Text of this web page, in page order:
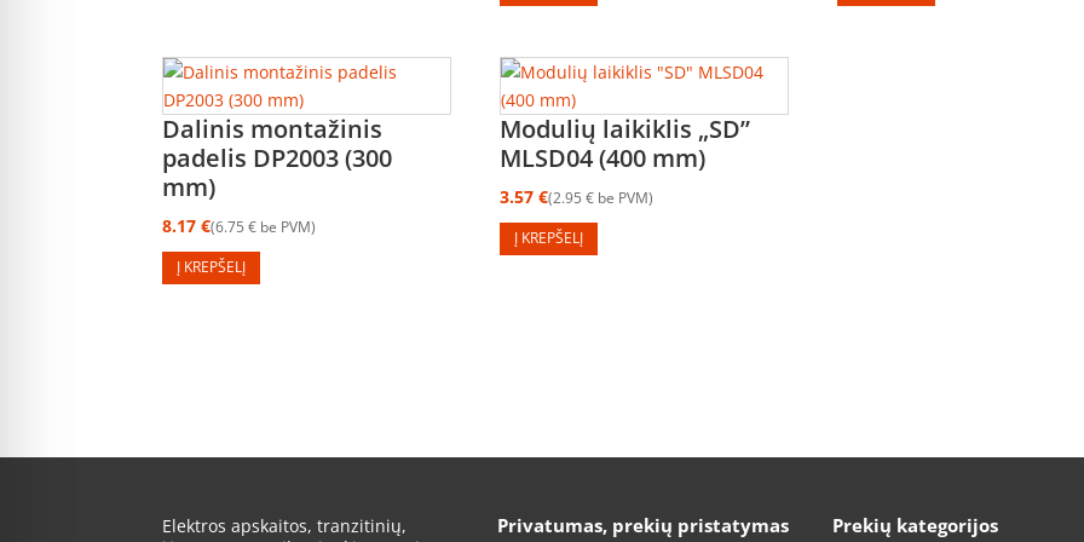
Dalinis montažinis
padelis DP2003 (300
mm)
8.17€ 6.75€ be PVM
Į KREPŠELĮ
Modulių laikiklis „SD”
MLSD04 (400 mm)
3.57€ 2.95€ be PVM
Į KREPŠELĮ
Elektros apskaitos, tranzitinių,
Privatumas, prekių pristatymas Prekių kategorijos